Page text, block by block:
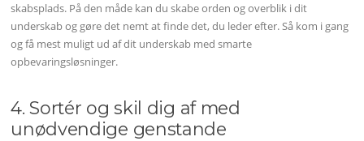
skabsplads. På den måde kan du skabe orden og overblik i dit
underskab og gøre det nemt at finde det, du leder efter. Så kom i gang
og få mest muligt ud af dit underskab med smarte
opbevaringsløsninger.
4. Sortér og skil dig af med
unødvendige genstande